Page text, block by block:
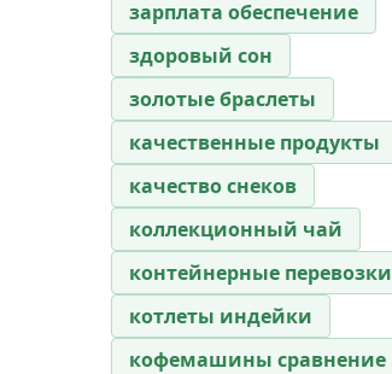
зарплата обеспечение
здоровый сон
золотые браслеты
качественные продукты
качество снеков
коллекционный чай
контейнерные перевозки
котлеты индейки
кофемашины сравнение